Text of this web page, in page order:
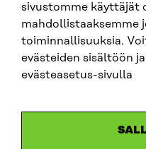
sivustomme käyttäjät
mahdollistaaksemme
toiminnallisuuksia.
evästeiden sisältöön
evästeasetus-sivulla
LinkedIn
Instagram
YouTube